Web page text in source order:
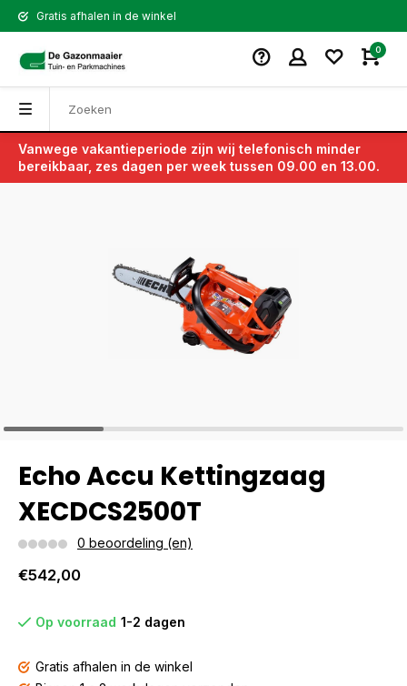
Gratis afhalen in de winkel
0
Vanwege vakantieperiode zijn wij telefonisch minder
bereikbaar, zes dagen per week tussen 09.00 en 13.00.
Terug
Echo Accu Kettingzaag
XECDCS2500T
0 beoordeling (en)
€542,00
Op voorraad 1-2 dagen
Gratis afhalen in de winkel